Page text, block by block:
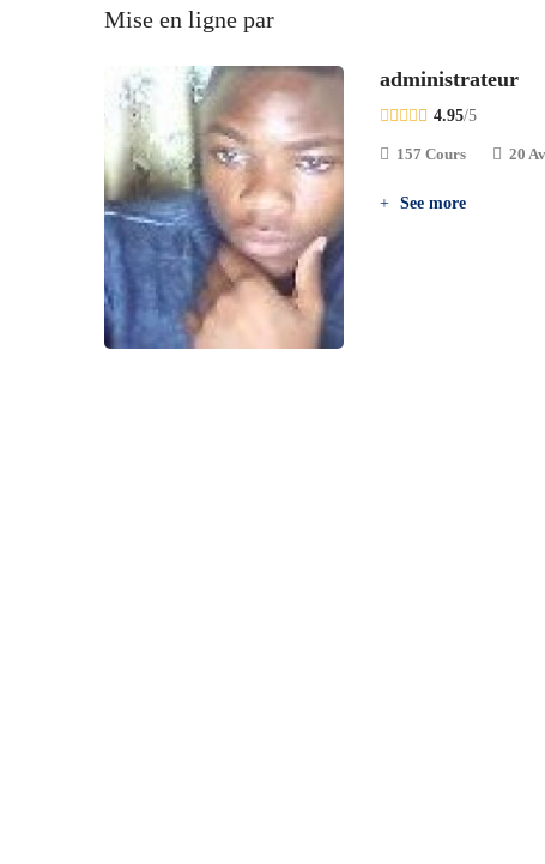
Mise en ligne par
administrateur
4.95/5
157 Cours 20
See more